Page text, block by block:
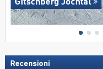
Gitschberg Jochtal
Recensioni